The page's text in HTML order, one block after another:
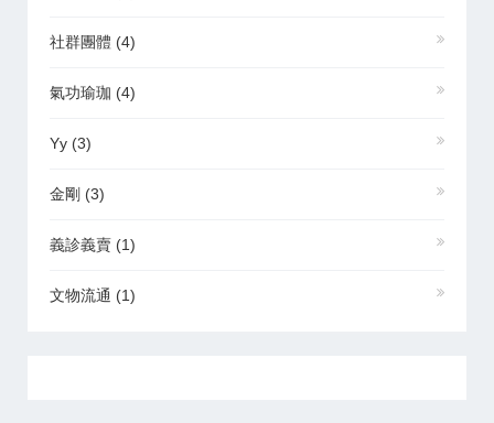
社群團體 (4)
氣功瑜珈 (4)
Yy (3)
金剛 (3)
義診義賣 (1)
文物流通 (1)